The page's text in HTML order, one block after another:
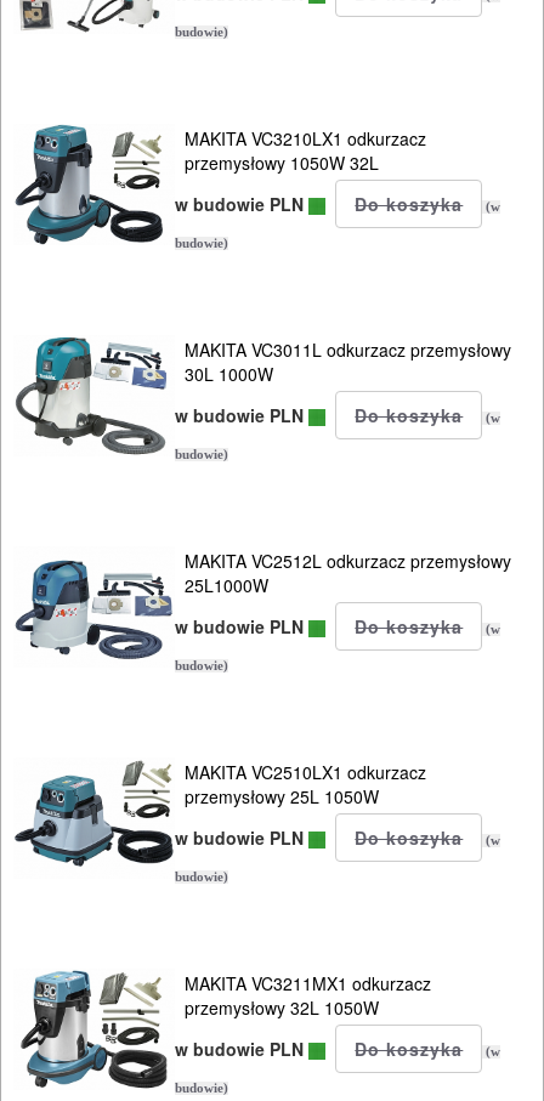
SIECIOWE
bruzdownice
udarowe
lamelownice
młotowiertarki
młoty
budowie)
MAKITA VC3210LX1 odkurzacz
przemysłowy 1050W 32L
w budowie PLN
(w
budowie)
MAKITA VC3011L odkurzacz przemysłowy
30L 1000W
w budowie PLN
(w
budowie)
MAKITA VC2512L odkurzacz przemysłowy
25L1000W
w budowie PLN
(w
budowie)
MAKITA VC2510LX1 odkurzacz
przemysłowy 25L 1050W
w budowie PLN
(w
budowie)
MAKITA VC3211MX1 odkurzacz
przemysłowy 32L 1050W
w budowie PLN
(w
budowie)